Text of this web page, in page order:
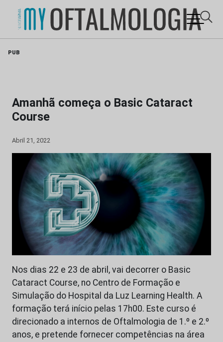
PUB
Amanhã começa o Basic Cataract
Course
Abril 21, 2022
Nos dias 22 e 23 de abril, vai decorrer o Basic
Cataract Course, no Centro de Formação e
Simulação do Hospital da Luz Learning Health. A
formação terá início pelas 17h00. Este curso é
direcionado a internos de Oftalmologia de 1.º e 2.º
anos, e pretende fornecer competências na área